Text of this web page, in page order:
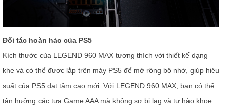
Đối tác hoàn hảo của PS5
Kích thước của LEGEND 960 MAX tương thích với thiết kế dạng
khe và có thể được lắp trên máy PS5 để mở rộng bộ nhớ, giúp hiệu
suất của PS5 đạt tầm cao mới. Với LEGEND 960 MAX, bạn có thể
tận hưởng các tựa Game AAA mà không sợ bị lag và tự hào khoe